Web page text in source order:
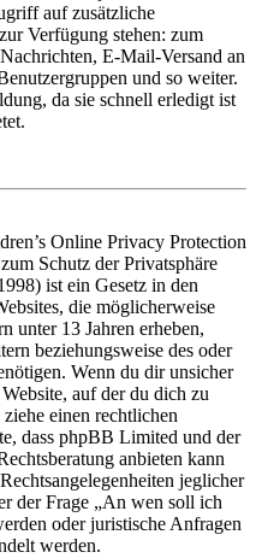
auf zusätzliche
Verfügung stehen: zum
E-Mail-Versand an
und so weiter.
da sie schnell erledigt ist
Online Privacy Protection
Schutz der Privatsphäre
ist ein Gesetz in den
die möglicherweise
unter 13 Jahren erheben,
beziehungsweise des oder
Wenn du dir unsicher
auf der du dich zu
einen rechtlichen
dass phpBB Limited und der
anbieten kann
jeglicher
der Frage „An wen soll ich
oder juristische Anfragen
werden.